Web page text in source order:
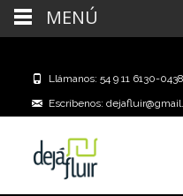
Llámanos: 54 9 11 6130-0438
Escríbenos:
MENÚ